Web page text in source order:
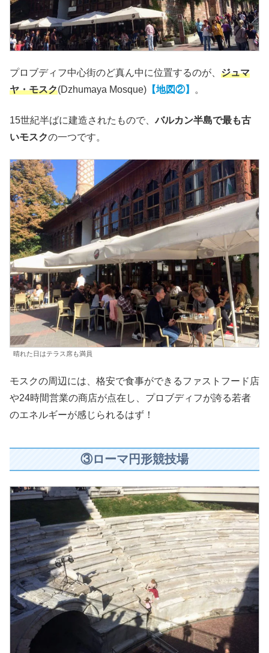
プロブディフ中心街のど真ん中に位置するのが、 ジュマ
ヤ・モスク(Dzhumaya Mosque) 【地図②】 。
15世紀半ばに建造されたもので、バルカン半島で最も古
いモスクの一つです。
晴れた日はテラス席も満員
モスクの周辺には、格安で食事ができるファストフード店
や24時間営業の商店が点在し、プロブディフが誇る若者
のエネルギーが感じられるはず！
③ローマ円形競技場